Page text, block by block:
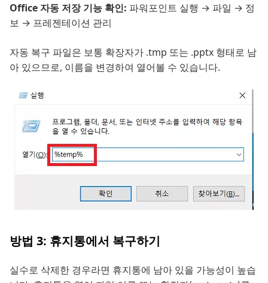
Office 자동 저장 기능 확인: 파워포인트 실행 → 파일 → 정
보 → 프레젠테이션 관리
자동 복구 파일은 보통 확장자가 .tmp 또는 .pptx 형태로 남
아 있으므로, 이름을 변경하여 열어볼 수 있습니다.
방법 3: 휴지통에서 복구하기
실수로 삭제한 경우라면 휴지통에 남아 있을 가능성이 높습